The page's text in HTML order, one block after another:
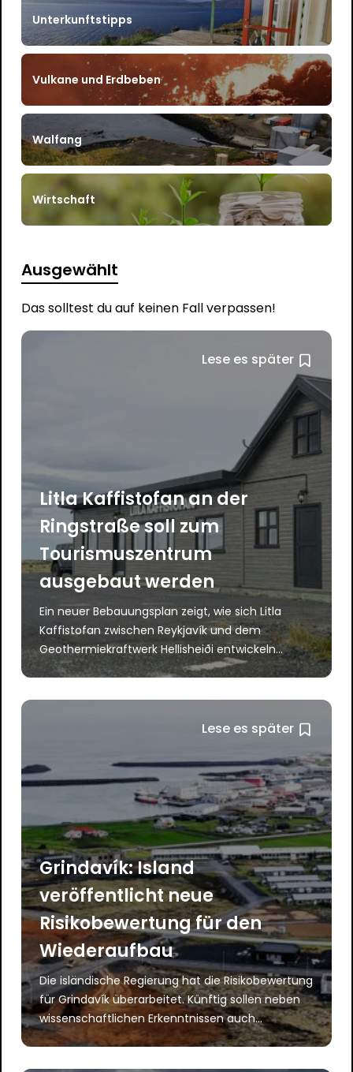
Unterkunftstipps
Vulkane und Erdbeben
Walfang
Wirtschaft
Ausgewählt
Das solltest du auf keinen Fall verpassen!
Lese es später
Litla Kaffistofan an der
Ringstraße soll zum
Tourismuszentrum
ausgebaut werden
Ein neuer Bebauungsplan zeigt, wie sich Litla
Kaffistofan zwischen Reykjavík und dem
Geothermiekraftwerk Hellisheiði entwickeln...
Lese es später
Grindavík: Island
veröffentlicht neue
Risikobewertung für den
Wiederaufbau
Die isländische Regierung hat die Risikobewertung
für Grindavík überarbeitet. Künftig sollen neben
wissenschaftlichen Erkenntnissen auch...